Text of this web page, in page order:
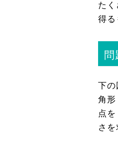
たく
得る
問
下の
角
点
さを